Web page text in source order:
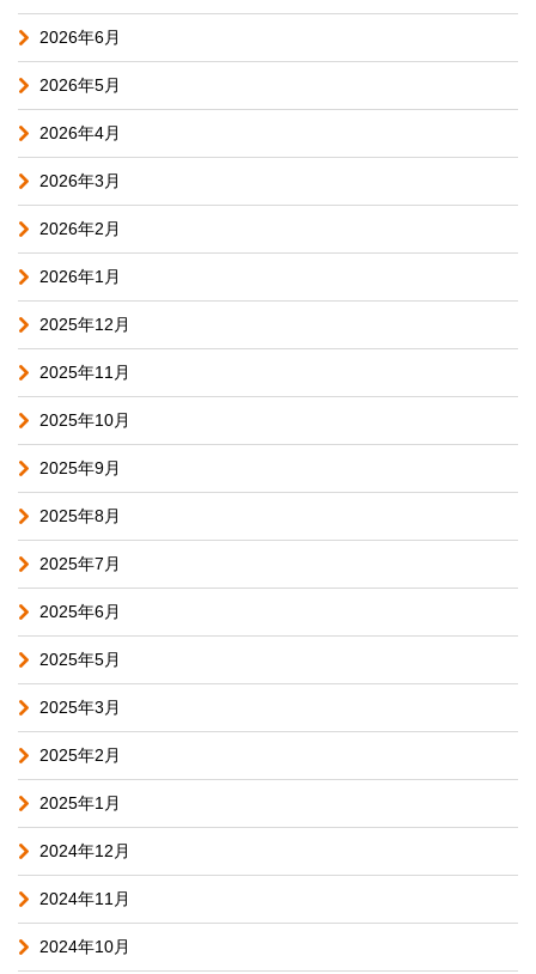
2026年6月
2026年5月
2026年4月
2026年3月
2026年2月
2026年1月
2025年12月
2025年11月
2025年10月
2025年9月
2025年8月
2025年7月
2025年6月
2025年5月
2025年3月
2025年2月
2025年1月
2024年12月
2024年11月
2024年10月